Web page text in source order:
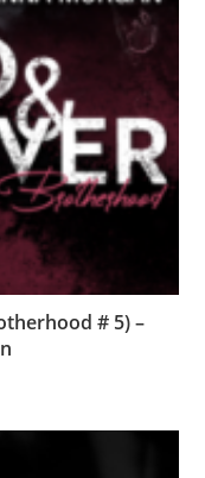
# 5) –